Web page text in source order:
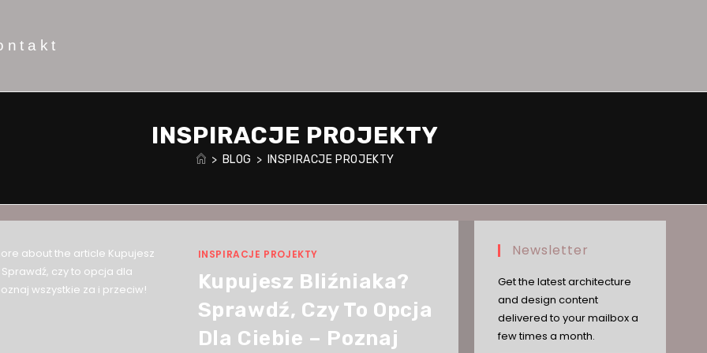
INSPIRACJE PROJEKTY
> BLOG > INSPIRACJE PROJEKTY
INSPIRACJE PROJEKTY
Kupujesz Bliźniaka?
Sprawdź, Czy To Opcja
Dla Ciebie – Poznaj
Newsletter
Get the latest architecture
and design content
delivered to your mailbox a
few times a month.